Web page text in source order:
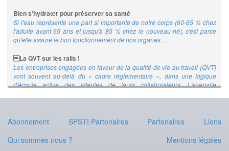
Bien s'hydrater pour préserver sa santé
Si l'eau représente une part si importante de notre corps (60-65 % chez
l'adulte avant 65 ans et jusqu'à 85 % chez le nouveau-né), c'est parce
qu'elle assure le bon fonctionnement de nos organes…
La QVT sur les rails !
Les entreprises engagées en faveur de la qualité de vie au travail (QVT)
vont souvent au-delà du « cadre réglementaire », dans une logique
d'écoute active des attentes de leurs collaborateurs. L'exemple
Quand l'entreprise a la main verte…
d'entreprises permettent de cultiver fruits, légumes et aromatiques, mais
Abonnement SPSTI Partenaires Partenaires
Liens
Qui sommes nous ?
Mentions légales